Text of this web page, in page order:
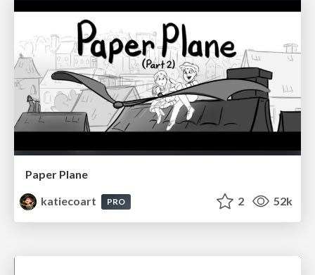
Paper Plane
katiecoart
PRO 2 52k